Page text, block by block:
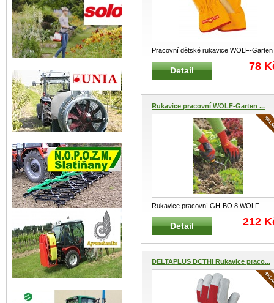
Pracovní dětské rukavice WOLF-Garten
GH-K10 Dětské luxusní a kvalitn ...
Detail 78
Rukavice pracovní WOLF-Garten ...
Rukavice pracovní GH-BO 8 WOLF-
Garten Pracovní rukavice pro hrubší za
Detail 212
DELTAPLUS DCTHI Rukavice praco...